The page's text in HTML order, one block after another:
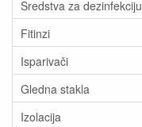
Sredstva za dezinfekciju
Fitinzi
Isparivači
Gledna stakla
Izolacija